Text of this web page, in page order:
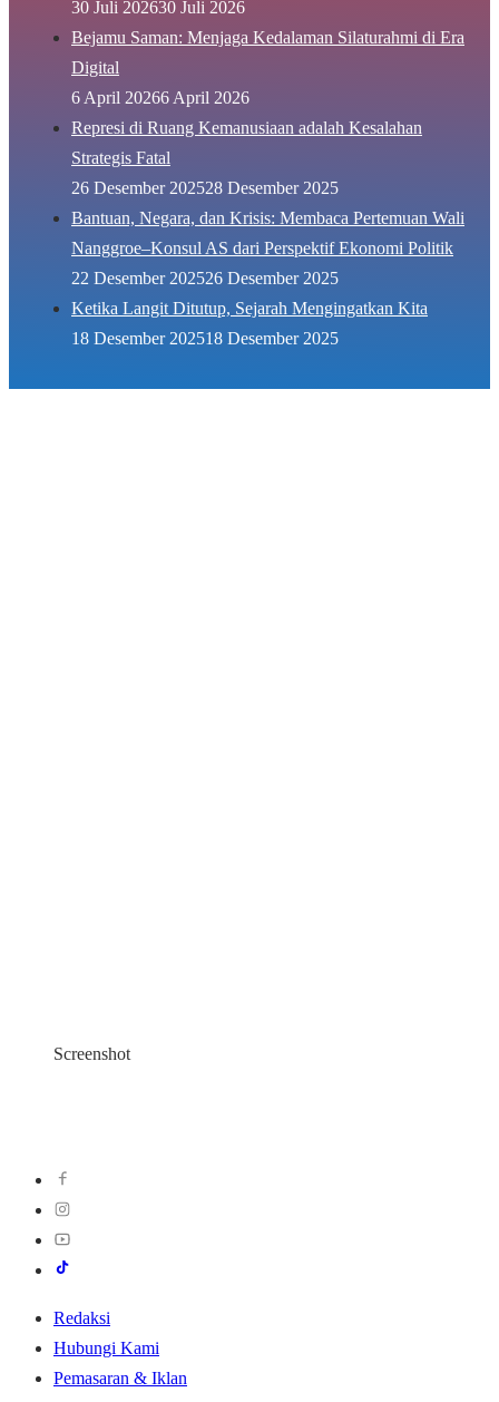
30 Juli 202630 Juli 2026
Bejamu Saman: Menjaga Kedalaman Silaturahmi di Era
Digital
6 April 20266 April 2026
Represi di Ruang Kemanusiaan adalah Kesalahan
Strategis Fatal
26 Desember 202528 Desember 2025
Bantuan, Negara, dan Krisis: Membaca Pertemuan Wali
Nanggroe–Konsul AS dari Perspektif Ekonomi Politik
22 Desember 202526 Desember 2025
Ketika Langit Ditutup, Sejarah Mengingatkan Kita
18 Desember 202518 Desember 2025
Screenshot
Redaksi
Hubungi Kami
Pemasaran & Iklan